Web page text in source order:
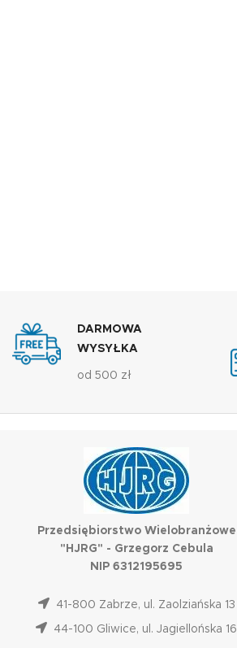
DARMOWA
WYSYŁKA
od 500 zł
Przedsiębiorstwo Wielobranżowe
"HJRG" - Grzegorz Cebula
NIP 6312195695
41-800 Zabrze, ul. Zaolziańska 13
44-100 Gliwice, ul. Jagiellońska 16